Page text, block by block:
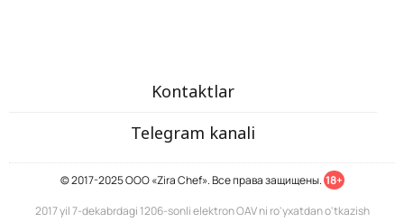
Kontaktlar
Telegram kanali
© 2017-2025 ООО «Zira Chef». Все права защищены. 18+
2017 yil 7-dekabrdagi 1206-sonli elektron OAV ni ro'yxatdan o'tkazish